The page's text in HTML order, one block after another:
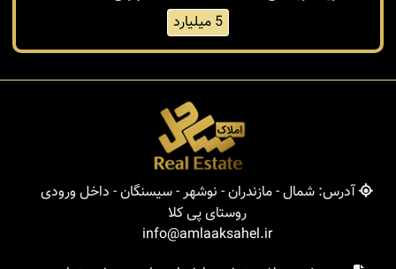
5 میلیارد
آدرس: شمال - مازندران - نوشهر - سیسنگان - داخل ورودی
روستای پی کلا
info@amlaaksahel.ir